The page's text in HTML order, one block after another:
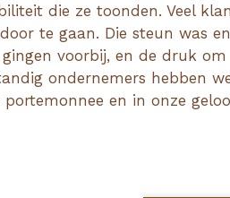
die ze toonden. Veel
te gaan. Die steun was
voorbij, en de druk om
ondernemers hebben
en in onze